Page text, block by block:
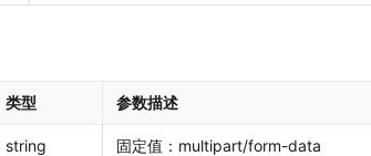
类型 参数描述
string 固定值：multipart/form-data